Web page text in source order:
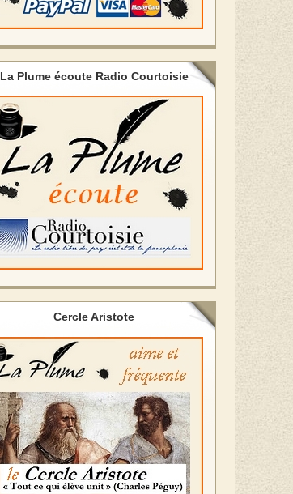
La Plume écoute Radio Courtoisie
Cercle Aristote